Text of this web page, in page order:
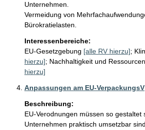
Unternehmen.
Vermeidung von
Bürokratielasten.
Interessenbereiche:
EU-Gesetzgebung [alle RV hierzu];
hierzu]; Nachhaltigkeit und
hierzu]
Anpassungen am EU-VerpackungsV
Beschreibung:
EU-Verodnungen müssen so gestaltet
Unternehmen praktisch umsetzbar